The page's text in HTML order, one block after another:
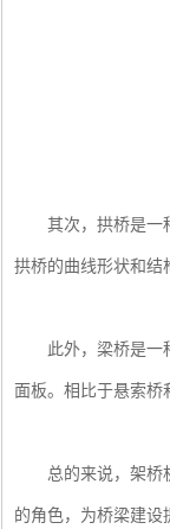
其次，拱桥是一种
拱桥的曲线形状和结
此外，梁桥是一种
面板。相比于悬索桥
总的来说，架桥机
的角色，为桥梁建设